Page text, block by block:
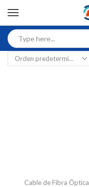
Cable de Fibra Óptica